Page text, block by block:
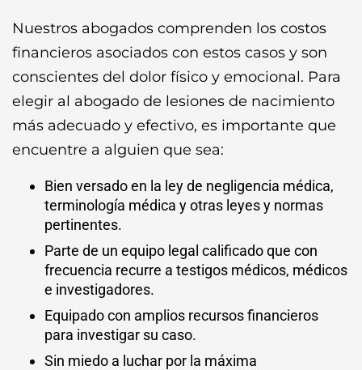
Nuestros abogados comprenden los costos
financieros asociados con estos casos y son
conscientes del dolor físico y emocional. Para
elegir al abogado de lesiones de nacimiento
más adecuado y efectivo, es importante que
encuentre a alguien que sea:
Bien versado en la ley de negligencia médica,
terminología médica y otras leyes y normas
pertinentes.
Parte de un equipo legal calificado que con
frecuencia recurre a testigos médicos, médicos
e investigadores.
Equipado con amplios recursos financieros
para investigar su caso.
Sin miedo a luchar por la máxima